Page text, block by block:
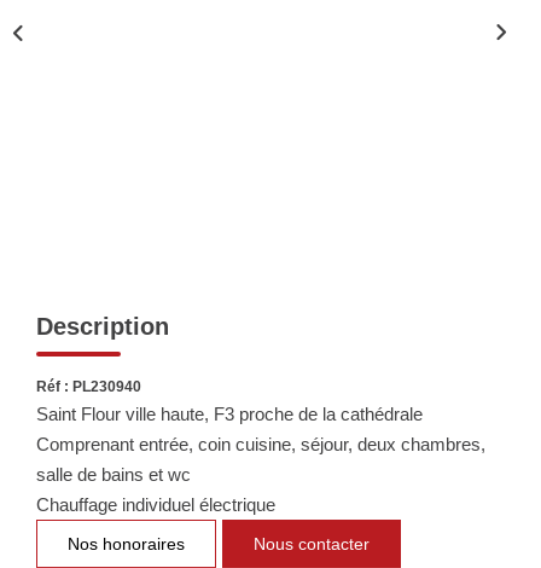
SYNDIC
NOTRE GROUPE
Description
Réf : PL230940
Saint Flour ville haute, F3 proche de la cathédrale
Comprenant entrée, coin cuisine, séjour, deux chambres,
salle de bains et wc
Chauffage individuel électrique
Nos honoraires Nous contacter